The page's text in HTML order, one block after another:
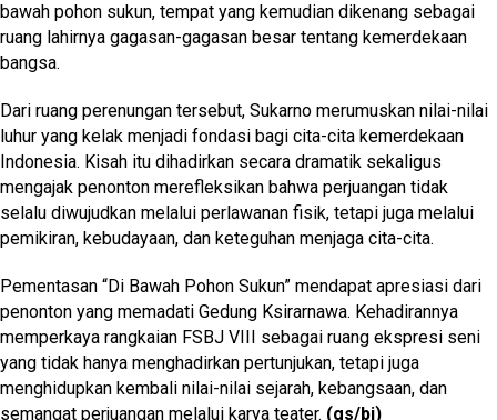
bawah pohon sukun, tempat yang kemudian dikenang sebagai
ruang lahirnya gagasan-gagasan besar tentang kemerdekaan
bangsa.
Dari ruang perenungan tersebut, Sukarno merumuskan nilai-nilai
luhur yang kelak menjadi fondasi bagi cita-cita kemerdekaan
Indonesia. Kisah itu dihadirkan secara dramatik sekaligus
mengajak penonton merefleksikan bahwa perjuangan tidak
selalu diwujudkan melalui perlawanan fisik, tetapi juga melalui
pemikiran, kebudayaan, dan keteguhan menjaga cita-cita.
Pementasan “Di Bawah Pohon Sukun” mendapat apresiasi dari
penonton yang memadati Gedung Ksirarnawa. Kehadirannya
memperkaya rangkaian FSBJ VIII sebagai ruang ekspresi seni
yang tidak hanya menghadirkan pertunjukan, tetapi juga
menghidupkan kembali nilai-nilai sejarah, kebangsaan, dan
semangat perjuangan melalui karya teater. (gs/bi)